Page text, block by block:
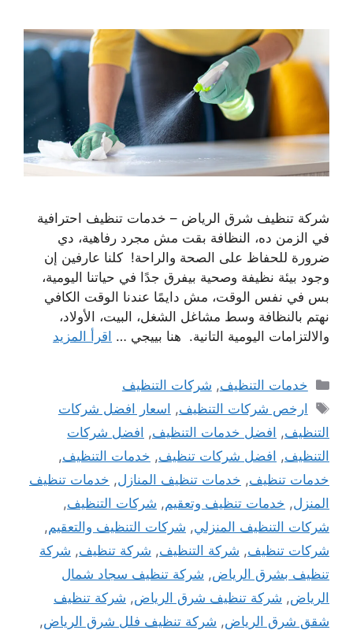
شركة تنظيف شرق الرياض – خدمات تنظيف احترافية
في الزمن ده، النظافة بقت مش مجرد رفاهية، دي
ضرورة للحفاظ على الصحة والراحة! كلنا عارفين إن
وجود بيئة نظيفة وصحية بيفرق جدًا في حياتنا اليومية،
بس في نفس الوقت، مش دايمًا عندنا الوقت الكافي
نهتم بالنظافة وسط مشاغل الشغل، البيت، الأولاد،
والالتزامات اليومية التانية. هنا بييجي … اقرأ المزيد
التصنيفات
خدمات التنظيف, شركات التنظيف
الوسوم
ارخص شركات التنظيف, اسعار افضل شركات
التنظيف, افضل خدمات التنظيف, افضل شركات
التنظيف, افضل شركات تنظيف, خدمات التنظيف,
خدمات تنظيف, خدمات تنظيف المنازل, خدمات تنظيف
المنزل, خدمات تنظيف وتعقيم, شركات التنظيف,
شركات التنظيف المنزلي, شركات التنظيف والتعقيم,
شركات تنظيف, شركة التنظيف, شركة تنظيف, شركة
تنظيف بشرق الرياض, شركة تنظيف سجاد شمال
الرياض, شركة تنظيف شرق الرياض, شركة تنظيف
شقق شرق الرياض, شركة تنظيف فلل شرق الرياض,